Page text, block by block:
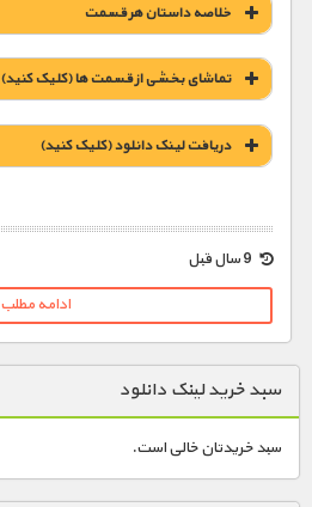
خلاصه داستان هر قسمت
تماشای بخشی از قسمت ها (کلیک کنید)
دریافت لينک دانلود (کليک کنيد)
1900 تومان – مسابقه با زمان (افزودن به سبد خريد)
1900 تومان – طوفان مخرب (افزودن به سبد خريد)
1900 تومان – تشدید اتش (افزودن به سبد خريد)
ادامه مطلب
سبد خرید لینک دانلود
سبد خریدتان خالی است.